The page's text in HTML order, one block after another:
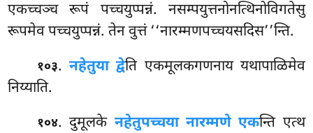
एकच्चञ्च रूपं पच्चयुप्पन्नं. नसम्पयुत्तनोनत्थिनोविगतेसु
रूपमेव पच्चयुप्पन्नं. तेन वुत्तं ‘‘नारम्मणपच्चयसदिस’’न्ति.
१०३.नहेतुया द्वेति एकमूलकगणनाय यथापाळिमेव
निय्याति.
१०४. दुमूलके नहेतुपच्चया नारम्मणे एकन्ति एत्थ